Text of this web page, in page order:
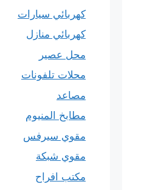
كهربائي سيارات
كهربائي منازل
محل عصير
محلات تلفونات
مصاعد
مطابخ المنيوم
مقوي سيرفس
مقوي شبكة
مكتب افراح